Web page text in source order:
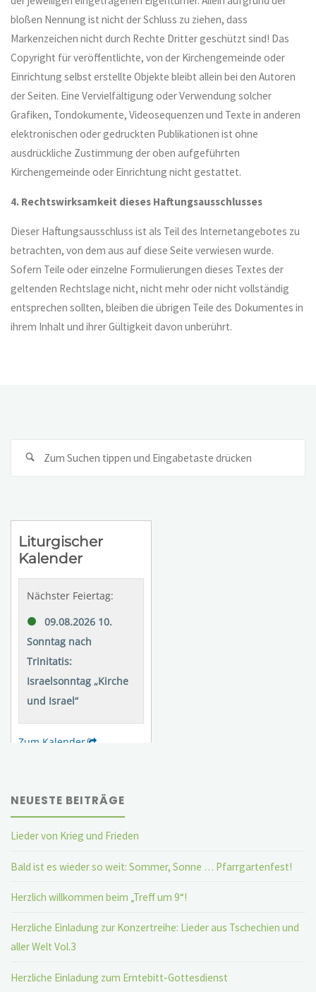
bloßen Nennung ist nicht der Schluss zu ziehen, dass
Markenzeichen nicht durch Rechte Dritter geschützt sind! Das
Copyright für veröffentlichte, von der Kirchengemeinde oder
Einrichtung selbst erstellte Objekte bleibt allein bei den Autoren
der Seiten. Eine Vervielfältigung oder Verwendung solcher
Grafiken, Tondokumente, Videosequenzen und Texte in anderen
elektronischen oder gedruckten Publikationen ist ohne
ausdrückliche Zustimmung der oben aufgeführten
Kirchengemeinde oder Einrichtung nicht gestattet.
4. Rechtswirksamkeit dieses Haftungsausschlusses
Dieser Haftungsausschluss ist als Teil des Internetangebotes zu
betrachten, von dem aus auf diese Seite verwiesen wurde.
Sofern Teile oder einzelne Formulierungen dieses Textes der
geltenden Rechtslage nicht, nicht mehr oder nicht vollständig
entsprechen sollten, bleiben die übrigen Teile des Dokumentes in
ihrem Inhalt und ihrer Gültigkeit davon unberührt.
NEUESTE BEITRÄGE
Lieder von Krieg und Frieden
Bald ist es wieder so weit: Sommer, Sonne … Pfarrgartenfest!
Herzlich willkommen beim „Treff um 9“!
Herzliche Einladung zur Konzertreihe: Lieder aus Tschechien und
aller Welt Vol.3
Herzliche Einladung zum Erntebitt-Gottesdienst